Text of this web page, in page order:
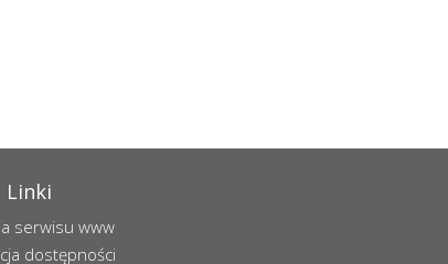
Linki
serwisu www
dostępności